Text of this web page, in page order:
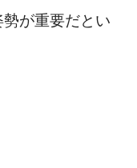
が重要だとい